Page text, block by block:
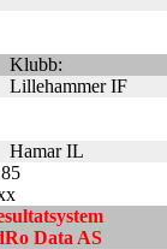
Klubb:
Lillehammer IF
Hamar IL
Data AS